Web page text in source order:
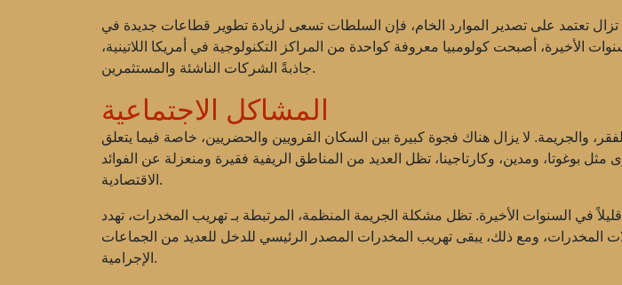
تزال تعتمد على تصدير الموارد الخام، فإن السلطات تسعى لزيادة تطوير قطاعات جديدة في
الأخيرة، أصبحت كولومبيا معروفة كواحدة من المراكز التكنولوجية في أمريكا اللاتينية،
جاذبةً الشركات الناشئة والمستثمرين.
المشاكل الاجتماعية
والجريمة. لا يزال هناك فجوة كبيرة بين السكان القرويين والحضريين، خاصة فيما يتعلق
مثل بوغوتا، ومدين، وكارتاجينا، تظل العديد من المناطق الريفية فقيرة ومنعزلة عن الفوائد
الاقتصادية.
في السنوات الأخيرة. تظل مشكلة الجريمة المنظمة، المرتبطة بـ تهريب المخدرات، تهدد
المخدرات، ومع ذلك، يبقى تهريب المخدرات المصدر الرئيسي للدخل للعديد من الجماعات
الإجرامية.